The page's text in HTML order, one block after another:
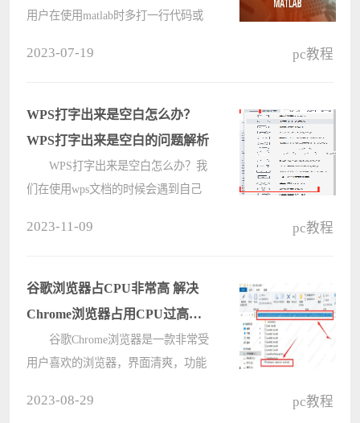
用户在使用matlab时多打一行代码或
的详细图文教程，觉得文字描述不
2023-07-19 pc教程
WPS打字出来是空白怎么办？
WPS打字出来是空白的问题解析
WPS打字出来是空白怎么办？我
们在使用wps文档的时候会遇到自己
字出来是空白的问题解析吧。
WPS打????
2023-11-09 pc教程
谷歌浏览器占CPU非常高 解决
Chrome浏览器占用CPU过高的
小技巧
谷歌Chrome浏览器是一款非常受
用户喜欢的浏览器，界面清爽，功能
2023-08-29 pc教程